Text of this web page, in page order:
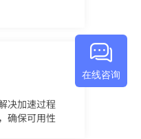
在线咨询
决加速过程
确保可用性